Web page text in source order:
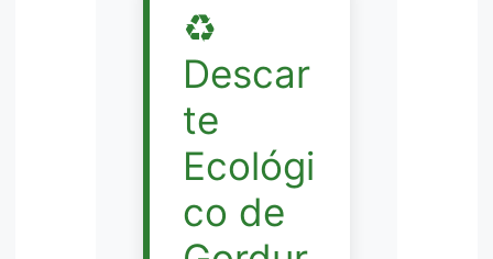
♻️
Descar
te
Ecológi
co de